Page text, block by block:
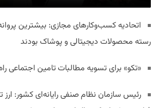
اتحادیه کسب‌وکارهای مجازی: بیشترین
رسته محصولات دیجیتالی و پوشاک بودند
«تکو» برای تسویه مطالبات تامین اجتماعی
رئیس سازمان نظام صنفی رایانه‌ای کشور: